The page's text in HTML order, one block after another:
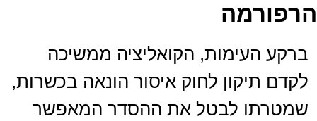
הרפורמה
ברקע העימות, הקואליציה ממשיכה
לקדם תיקון לחוק איסור הונאה בכשרות,
שמטרתו לבטל את ההסדר המאפשר